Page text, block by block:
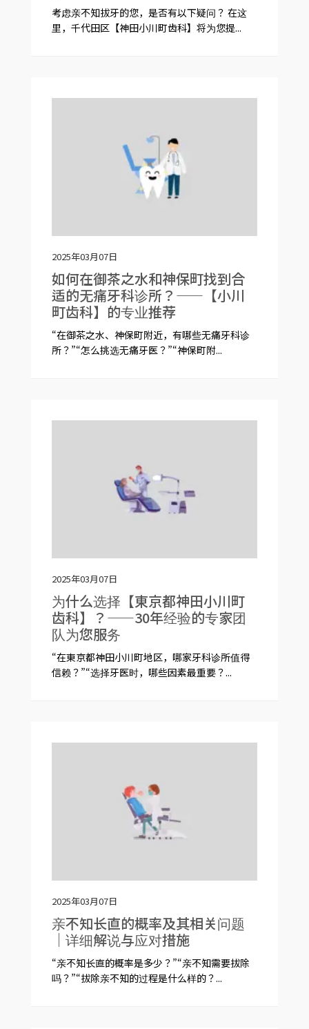
考虑亲不知拔牙的您，是否有以下疑问？ 在这
里，千代田区【神田小川町齿科】将为您提...
2025年03月07日
如何在御茶之水和神保町找到合
适的无痛牙科诊所？——【小川
町齿科】的专业推荐
“在御茶之水、神保町附近，有哪些无痛牙科诊
所？”“怎么挑选无痛牙医？”“神保町附...
2025年03月07日
为什么选择【東京都神田小川町
齿科】？——30年经验的专家团
队为您服务
“在東京都神田小川町地区，哪家牙科诊所值得
信赖？”“选择牙医时，哪些因素最重要？...
2025年03月07日
亲不知长直的概率及其相关问题
｜详细解说与应对措施
“亲不知长直的概率是多少？”“亲不知需要拔除
吗？”“拔除亲不知的过程是什么样的？...